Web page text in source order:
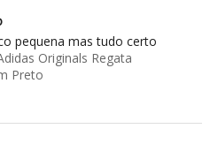
pequena mas tudo certo
Originals Regata
Preto